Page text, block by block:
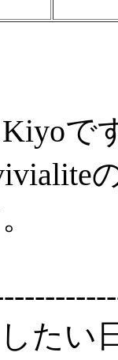
で
たい